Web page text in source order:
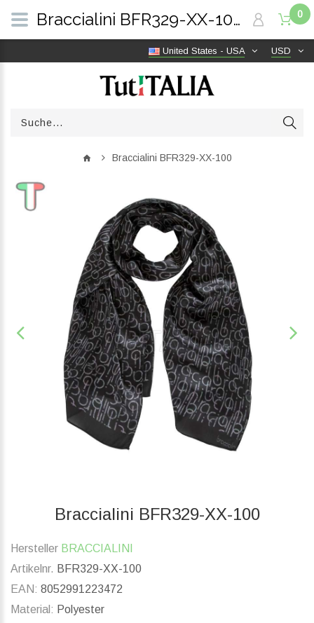
USD
United States - USA
0
Braccialini BFR329-XX-100
Braccialini BFR329-XX-100
Hersteller BRACCIALINI
Artikelnr. BFR329-XX-100
EAN: 8052991223472
Material: Polyester
Braccialini BFR329-XX-100 | TutITALIA